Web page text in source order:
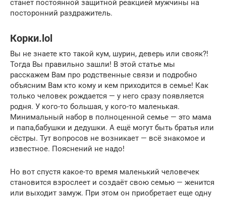
станет постоянной защитной реакцией мужчины на
посторонний раздражитель.
Корки.lol
Вы не знаете кто такой кум, шурин, деверь или свояк?!
Тогда Вы правильно зашли! В этой статье мы
расскажем Вам про родственные связи и подробно
объясним Вам кто кому и кем приходится в семье! Как
только человек рождается — у него сразу появляется
родня. У кого-то большая, у кого-то маленькая.
Минимальный набор в полноценной семье — это мама
и папа,бабушки и дедушки. А ещё могут быть братья или
сёстры. Тут вопросов не возникает — всё знакомое и
известное. Пояснений не надо!
Но вот спустя какое-то время маленький человечек
становится взрослеет и создаёт свою семью — женится
или выходит замуж. При этом он приобретает еще одну